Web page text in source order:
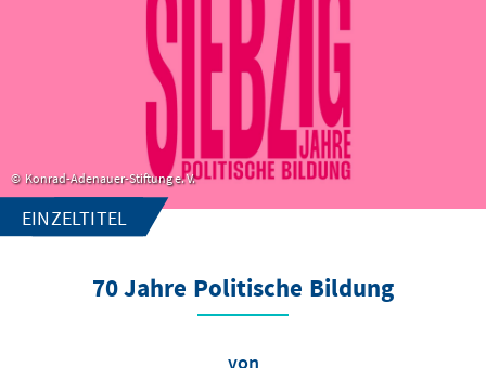
Konrad-Adenauer-Stiftung e. V.
EINZELTITEL
70 Jahre Politische Bildung
von